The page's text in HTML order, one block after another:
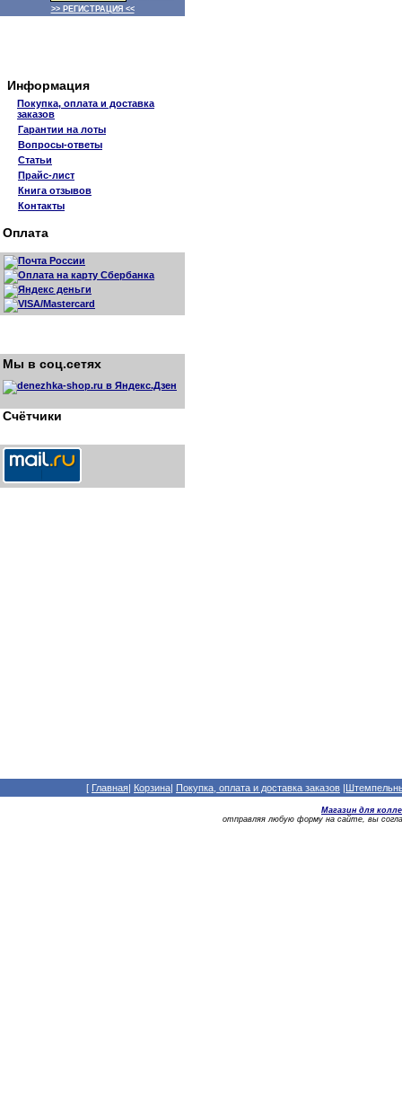
>> РЕГИСТРАЦИЯ <<
Информация
Покупка, оплата и доставка
заказов
Гарантии на лоты
Вопросы-ответы
Статьи
Прайс-лист
Книга отзывов
Контакты
Оплата
Мы в соц.сетях
Счётчики
[ Главная| Корзина| Покупка, оплата и доставка заказов |
Магазин для
отправляя любую форму на сайте, вы